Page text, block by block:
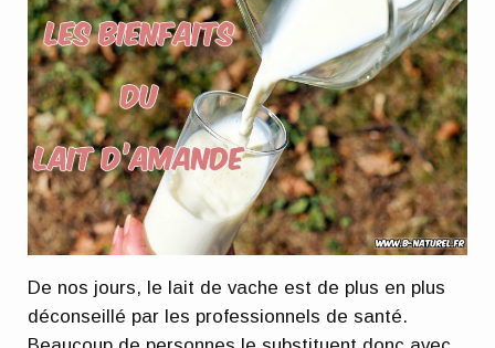
De nos jours, le lait de vache est de plus en plus
déconseillé par les professionnels de santé.